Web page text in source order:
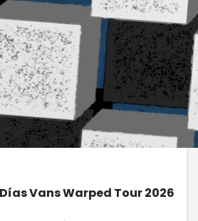
Vans Warped Tour 2026